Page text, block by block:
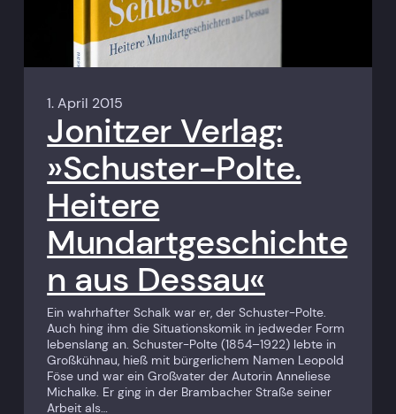
1. April 2015
Jonitzer Verlag:
»Schuster-Polte.
Heitere
Mundartgeschichte
n aus Dessau«
Ein wahrhafter Schalk war er, der Schuster-Polte.
Auch hing ihm die Situationskomik in jedweder Form
lebenslang an. ­Schuster-Polte (1854–1922) lebte in
Großkühnau, hieß mit bürgerlichem ­Namen Leopold
Föse und war ein Großvater der Autorin Anneliese
Michalke. Er ging in der Brambacher Straße seiner
Arbeit als…